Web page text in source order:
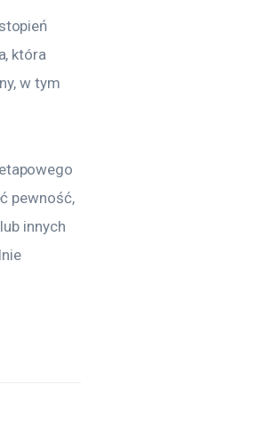
która
w tym
pewność,
innych